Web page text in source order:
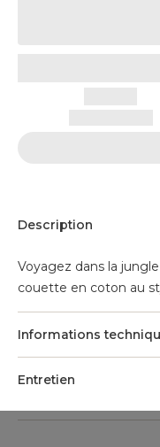
Description
Voyagez dans la
couette en coton au
Informations
Entretien